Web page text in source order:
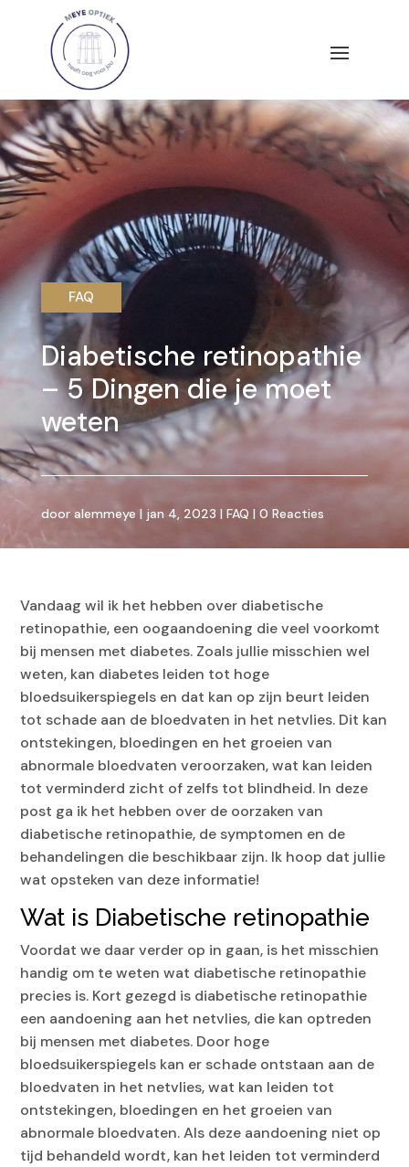
FAQ
Diabetische retinopathie
– 5 Dingen die je moet
weten
door alemmeye | jan 4, 2023 | FAQ | 0 Reacties
Vandaag wil ik het hebben over diabetische
retinopathie, een oogaandoening die veel voorkomt
bij mensen met diabetes. Zoals jullie misschien wel
weten, kan diabetes leiden tot hoge
bloedsuikerspiegels en dat kan op zijn beurt leiden
tot schade aan de bloedvaten in het netvlies. Dit kan
ontstekingen, bloedingen en het groeien van
abnormale bloedvaten veroorzaken, wat kan leiden
tot verminderd zicht of zelfs tot blindheid. In deze
post ga ik het hebben over de oorzaken van
diabetische retinopathie, de symptomen en de
behandelingen die beschikbaar zijn. Ik hoop dat jullie
wat opsteken van deze informatie!
Wat is Diabetische retinopathie
Voordat we daar verder op in gaan, is het misschien
handig om te weten wat diabetische retinopathie
precies is. Kort gezegd is diabetische retinopathie
een aandoening aan het netvlies, die kan optreden
bij mensen met diabetes. Door hoge
bloedsuikerspiegels kan er schade ontstaan aan de
bloedvaten in het netvlies, wat kan leiden tot
ontstekingen, bloedingen en het groeien van
abnormale bloedvaten. Als deze aandoening niet op
tijd behandeld wordt, kan het leiden tot verminderd